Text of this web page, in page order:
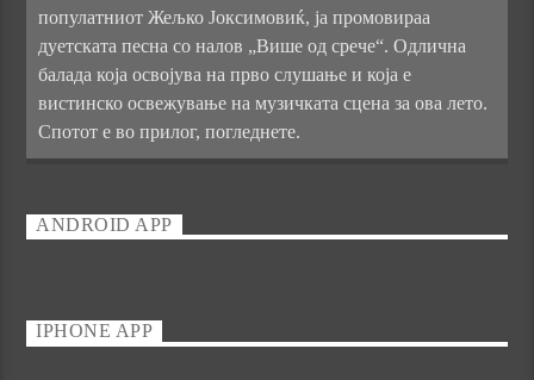
популатниот Жељко Јоксимовиќ, ја промовираа
дуетската песна со налов „Више од срече“. Одлична
балада која освојува на прво слушање и која е
вистинско освежување на музичката сцена за ова лето.
Спотот е во прилог, погледнете.
ANDROID APP
IPHONE APP